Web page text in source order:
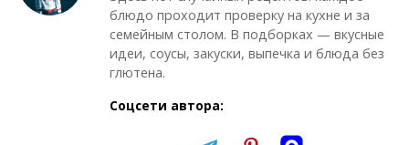
блюдо проходит проверку на кухне и за
семейным столом. В подборках — вкусные
идеи, соусы, закуски, выпечка и блюда без
глютена.
Соцсети автора: